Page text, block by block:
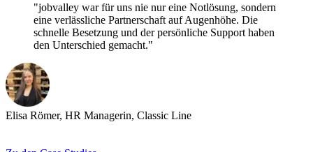
"jobvalley war für uns nie nur eine Notlösung, sondern
eine verlässliche Partnerschaft auf Augenhöhe. Die
schnelle Besetzung und der persönliche Support haben
den Unterschied gemacht."
Elisa Römer, HR Managerin, Classic Line